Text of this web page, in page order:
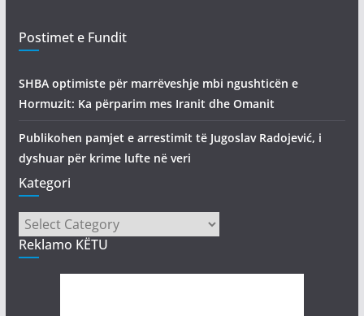
Postimet e Fundit
SHBA optimiste për marrëveshje mbi ngushticën e
Hormuzit: Ka përparim mes Iranit dhe Omanit
Publikohen pamjet e arrestimit të Jugoslav Radojević, i
dyshuar për krime lufte në veri
Kategori
Kategori
Reklamo KËTU